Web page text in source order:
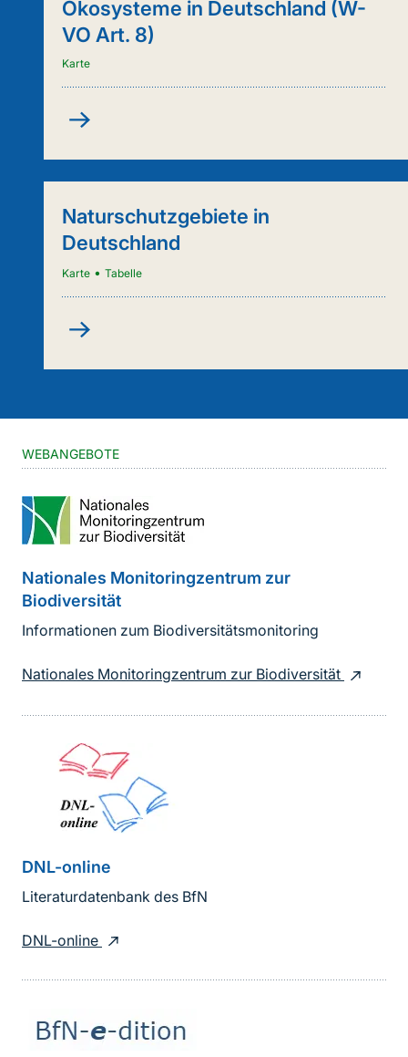
Ökosysteme in Deutschland (W-
VO Art. 8)
Karte
Kartenanwendung
Städtische
Ökosysteme
Deutschland
(W-
VO
Art.
Naturschutzgebiete in
Deutschland
Karte • Tabelle
Naturschutzgebiete
Deutschland
WEBANGEBOTE
Nationales Monitoringzentrum zur
Biodiversität
Informationen zum Biodiversitätsmonitoring
Nationales Monitoringzentrum zur Biodiversität
DNL-online
Literaturdatenbank des BfN
DNL-online